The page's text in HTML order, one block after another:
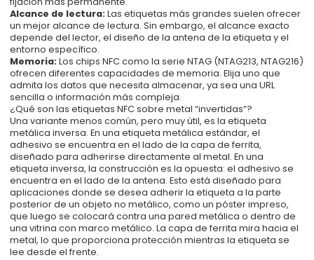
Alcance de lectura: Las etiquetas más grandes suelen ofrecer
un mejor alcance de lectura. Sin embargo, el alcance exacto
depende del lector, el diseño de la antena de la etiqueta y el
entorno específico.
Memoria: Los chips NFC como la serie NTAG (NTAG213, NTAG216)
ofrecen diferentes capacidades de memoria. Elija uno que
admita los datos que necesita almacenar, ya sea una URL
sencilla o información más compleja.
¿Qué son las etiquetas NFC sobre metal “invertidas”?
Una variante menos común, pero muy útil, es la etiqueta
metálica inversa. En una etiqueta metálica estándar, el
adhesivo se encuentra en el lado de la capa de ferrita,
diseñado para adherirse directamente al metal. En una
etiqueta inversa, la construcción es la opuesta: el adhesivo se
encuentra en el lado de la antena. Esto está diseñado para
aplicaciones donde se desea adherir la etiqueta a la parte
posterior de un objeto no metálico, como un póster impreso,
que luego se colocará contra una pared metálica o dentro de
una vitrina con marco metálico. La capa de ferrita mira hacia el
metal, lo que proporciona protección mientras la etiqueta se
lee desde el frente.